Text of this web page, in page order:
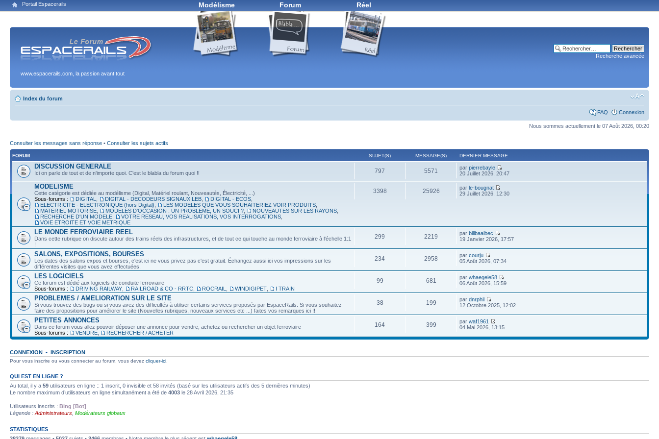
Portail Espacerails Modélisme Forum Réel
www.espacerails.com, la passion avant tout
Recherche avancée
Index du forum
FAQ Connexion
Nous sommes actuellement le 07 Août 2026, 00:20
Consulter les messages sans réponse • Consulter les sujets actifs
FORUM SUJET(S) MESSAGE(S) DERNIER MESSAGE
DISCUSSION GENERALE
Ici on parle de tout et de n'importe quoi. C'est le blabla du forum quoi !! 797 5571 parpierrebayle
20 Juillet 2026, 20:47
MODELISME
Cette catégorie est dédiée au modélisme (Digital, Matériel roulant, Nouveautés, Électricité, ...)
Sous-forums :
DIGITAL DIGITAL - DECODEURS SIGNAUX LEB DIGITAL - ECOS
ELECTRICITE - ELECTRONIQUE (hors Digital)
LES MODELES QUE VOUS SOUHAITERIEZ VOIR PRODUITS
MATERIEL MOTORISE
MODELES D'OCCASION : UN PROBLEME, UN SOUCI ? NOUVEAUTES SUR LES RAYONS
RECHERCHE D'UN MODELE
VOTRE RESEAU, VOS REALISATIONS, VOS INTERROGATIONS
VOIE ETROITE ET VOIE METRIQUE
3398 25926 parle-bougnat
29 Juillet 2026, 12:30
LE MONDE FERROVIAIRE REEL
Dans cette rubrique on discute autour des trains réels des infrastructures, et de tout ce qui touche au monde ferroviaire à l'échelle 1:1
!
299 2219 parbillbaalbec
19 Janvier 2026, 17:57
SALONS, EXPOSITIONS, BOURSES
Les dates des salons expos et bourses, c'est ici ne vous privez pas c'est gratuit. Échangez aussi ici vos impressions sur les
différentes visites que vous avez effectuées.
234 2958 parcourju
05 Août 2026, 07:34
LES LOGICIELS
Ce forum est dédié aux logiciels de conduite ferroviaire
Sous-forums :
DRIVING RAILWAY RAILROAD & CO - RRTC ROCRAIL WINDIGIPET I TRAIN
99 681 parwhaegele58
06 Août 2026, 15:59
PROBLEMES / AMELIORATION SUR LE SITE
Si vous trouvez des bugs ou si vous avez des difficultés à utiliser certains services proposés par EspaceRails. Si vous souhaitez
faire des propositions pour améliorer le site (Nouvelles rubriques, nouveaux services etc ...) faites vos remarques ici !!
38 199 pardnrphil
12 Octobre 2025, 12:02
PETITES ANNONCES
Dans ce forum vous allez pouvoir déposer une annonce pour vendre, achetez ou rechercher un objet ferroviaire
Sous-forums :
VENDRE RECHERCHER / ACHETER
164 399 parwaf1961
04 Mai 2026, 13:15
CONNEXION • INSCRIPTION
Pour vous inscrire ou vous connecter au forum, vous devez cliquer-ici
QUI EST EN LIGNE ?
Au total, il y a 59 utilisateurs en ligne :: 1 inscrit, 0 invisible et 58 invités (basé sur les utilisateurs actifs des 5 dernières minutes)
Le nombre maximum d’utilisateurs en ligne simultanément a été de 4003 le 28 Avril 2026, 21:35
Utilisateurs inscrits : Bing [Bot]
Légende : Administrateurs Modérateurs globaux
STATISTIQUES